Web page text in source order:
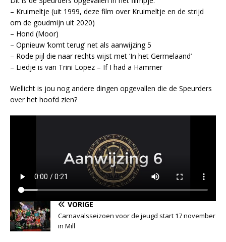
– Kruimeltje (uit 1999, deze film over Kruimeltje en de strijd
om de goudmijn uit 2020)
– Hond (Moor)
– Opnieuw ‘komt terug’ net als aanwijzing 5
– Rode pijl die naar rechts wijst met ‘In het Germelaand’
– Liedje is van Trini Lopez – If I had a Hammer
Wellicht is jou nog andere dingen opgevallen die de Speurders
over het hoofd zien?
VORIGE
Carnavalsseizoen voor de jeugd start 17 november
in Mill